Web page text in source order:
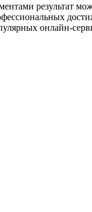
результат
онлайн-